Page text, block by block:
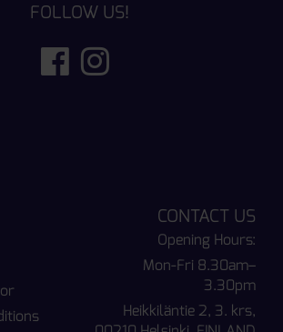
FOLLOW US!
CONTACT US
Opening Hours:
Mon-Fri 8.30am–
3.30pm
Heikkiläntie 2, 3. krs,